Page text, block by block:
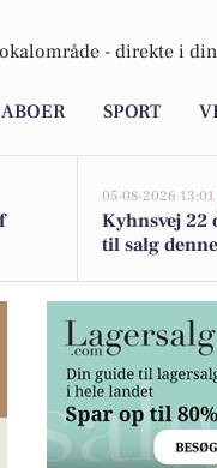
- direkte i
SPORT
05-08-2026 13:01 |
Kyhnsvej 22
til salg